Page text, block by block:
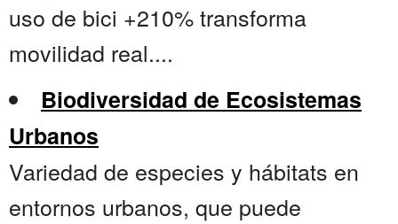
uso de bici +210% transforma
movilidad real....
Biodiversidad de Ecosistemas
Urbanos
Variedad de especies y hábitats en
entornos urbanos, que puede